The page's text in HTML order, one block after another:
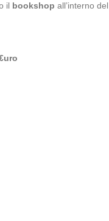
il bookshop all’interno del